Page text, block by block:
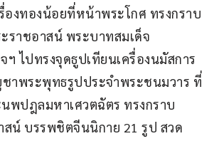
องทองน้อยที่หน้าพระโกศ ทรงกราบ
าชอาสน์ พระบาทสมเด็จ
ฯ ไปทรงจุดธูปเทียนเครื่องนมัสการ
าพระพุทธรูปประจำพระชนมวาร ที่
พปฎลมหาเศวตฉัตร ทรงกราบ
น์ บรรพชิตจีนนิกาย 21 รูป สวด